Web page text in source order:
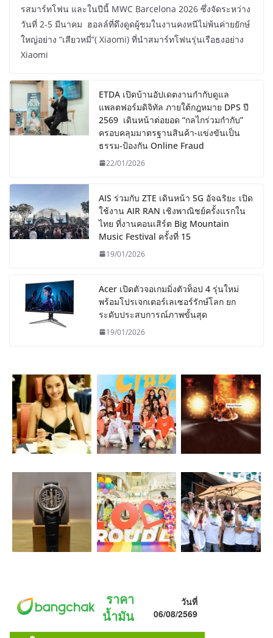
รสมาร์ทโฟน และในปีนี้ MWC Barcelona 2026 ซึ่งจัดระหว่าง
วันที่ 2-5 มีนาคม ฮอลล์ที่ดึงดูดผู้ชมในงานคงหนีไม่พ้นค่ายยักษ์
ใหญ่อย่าง “เสียวหมี่”( Xiaomi) ที่นำสมาร์ทโฟนรุ่นเรือธงอย่าง
Xiaomi
ETDA เปิดบ้านอัปเดตงานกำกับดูแล
แพลตฟอร์มดิจิทัล ภายใต้กฎหมาย DPS ปี
2569 เดินหน้าต่อยอด “กลไกร่วมกำกับ”
ครอบคลุมมาตรฐานสินค้า-แข่งขันเป็น
ธรรม-ป้องกัน Online Fraud
22/01/2026
AIS ร่วมกับ ZTE เดินหน้า 5G อัจฉริยะ เปิด
ใช้งาน AIR RAN เชิงพาณิชย์ครั้งแรกใน
ไทย ที่งานคอนเสิร์ต Big Mountain
Music Festival ครั้งที่ 15
19/01/2026
Acer เปิดตัวจอเกมมิ่งตัวท็อป 4 รุ่นใหม่
พร้อมโปรเจกเตอร์เลเซอร์รักษ์โลก ยก
ระดับประสบการณ์ภาพขั้นสุด
19/01/2026